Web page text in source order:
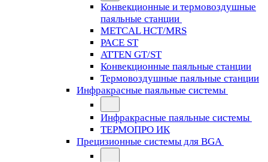
Конвекционные и термовоздушные
паяльные станции
METCAL HCT/MRS
PACE ST
ATTEN GT/ST
Конвекционные паяльные станции
Термовоздушные паяльные станции
Инфракрасные паяльные системы
Инфракрасные паяльные системы
ТЕРМОПРО ИК
Прецизионные системы для BGA